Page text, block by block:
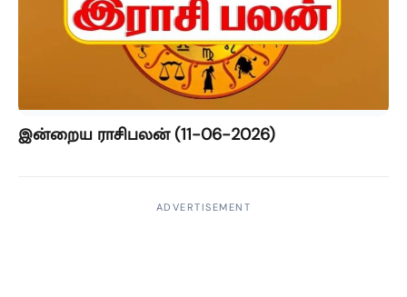
இன்றைய ராசிபலன் (11-06-2026)
ADVERTISEMENT